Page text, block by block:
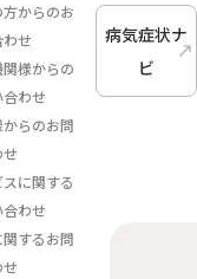
からのお
せ
様からの
わせ
らのお問
せ
に関する
わせ
するお問
せ
病気症状ナ
ビ